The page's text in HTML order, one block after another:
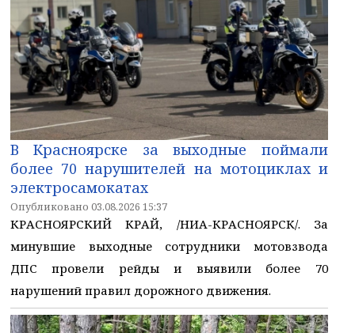
В Красноярске за выходные поймали
более 70 нарушителей на мотоциклах и
электросамокатах
Опубликовано 03.08.2026 15:37
КРАСНОЯРСКИЙ КРАЙ, /НИА-КРАСНОЯРСК/. За
минувшие выходные сотрудники мотовзвода
ДПС провели рейды и выявили более 70
нарушений правил дорожного движения.